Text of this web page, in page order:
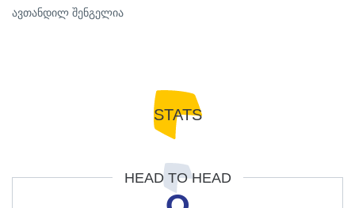
ავთანდილ შენგელია
STATS
HEAD TO HEAD